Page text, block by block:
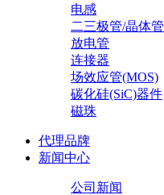
电感
二三极管/晶体管
放电管
连接器
场效应管(MOS)
碳化硅(SiC)器件
磁珠
代理品牌
新闻中心
公司新闻